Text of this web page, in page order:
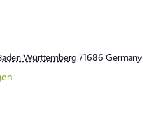
Württemberg71686 Germany